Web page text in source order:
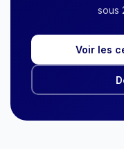
sous
Voir les